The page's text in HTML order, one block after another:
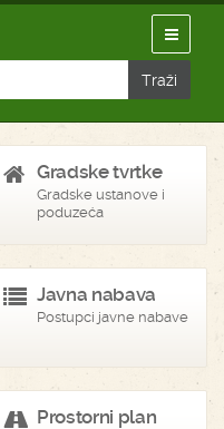
Gradske tvrtke
Gradske ustanove i
poduzeća
Javna nabava
Postupci javne nabave
Prostorni plan